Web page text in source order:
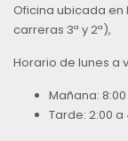
Oficina ubicada en
carreras 3ª y 2ª),
Horario de lunes a
Mañana: 8:00
Tarde: 2:00 a